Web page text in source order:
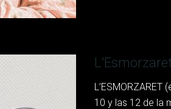
10 y las 12 de la